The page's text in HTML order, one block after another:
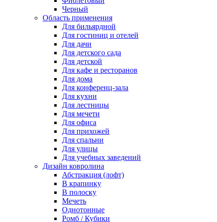
Черный
Область применения
Для бильярдной
Для гостиниц и отелей
Для дачи
Для детского сада
Для детской
Для кафе и ресторанов
Для дома
Для конференц-зала
Для кухни
Для лестницы
Для мечети
Для офиса
Для прихожей
Для спальни
Для улицы
Для учебных заведений
Дизайн ковролина
Абстракция (лофт)
В крапинку
В полоску
Мечеть
Однотонные
Ромб / Кубики